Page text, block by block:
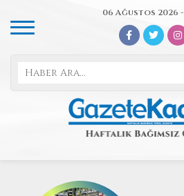
06 Ağustos 2026 -